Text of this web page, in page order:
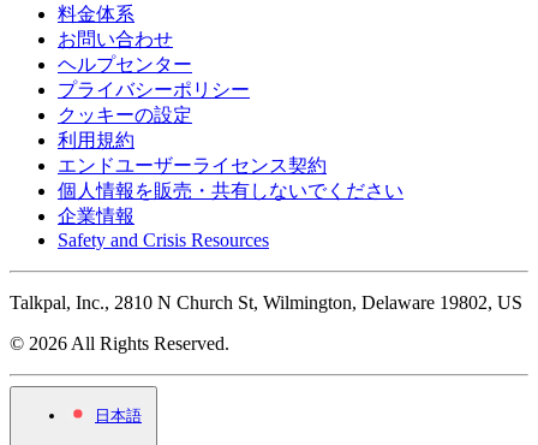
料金体系
お問い合わせ
ヘルプセンター
プライバシーポリシー
クッキーの設定
利用規約
エンドユーザーライセンス契約
個人情報を販売・共有しないでください
企業情報
Safety and Crisis Resources
Talkpal, Inc., 2810 N Church St, Wilmington, Delaware 19802, US
© 2026 All Rights Reserved.
日本語